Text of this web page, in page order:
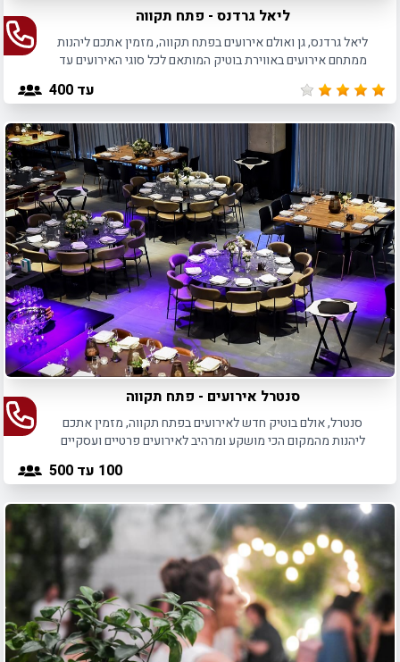
ליאל גרדנס - פתח תקווה
ליאל גרדנס, גן ואולם אירועים בפתח תקווה, מזמין אתכם ליהנות
ממתחם אירועים באווירת בוטיק המותאם לכל סוגי האירועים עד
עד 400
סנטרל אירועים - פתח תקווה
סנטרל, אולם בוטיק חדש לאירועים בפתח תקווה, מזמין אתכם
ליהנות מהמקום הכי מושקע ומרהיב לאירועים פרטיים ועסקיים
100 עד 500